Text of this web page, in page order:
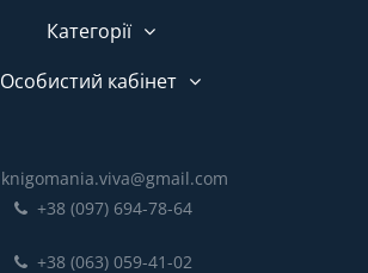
Категорії
Особистий кабінет
knigomania.viva@gmail.com
+38 (097) 694-78-64
+38 (063) 059-41-02